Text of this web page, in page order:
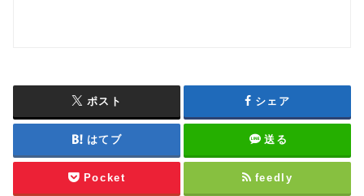
ポスト シェア
はてブ 送る
Pocket feedly